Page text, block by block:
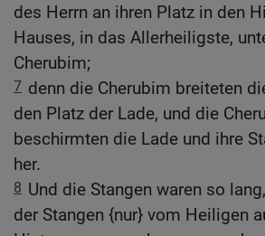
des Herrn an ihren Platz in den
Hauses, in das Allerheiligste,
Cherubim;
7 denn die Cherubim breiteten
den Platz der Lade, und die
beschirmten die Lade und ihre
her.
8 Und die Stangen waren so
der Stangen {nur} vom Heiligen